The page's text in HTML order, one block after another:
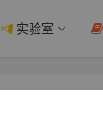
实验室
- 果核剥